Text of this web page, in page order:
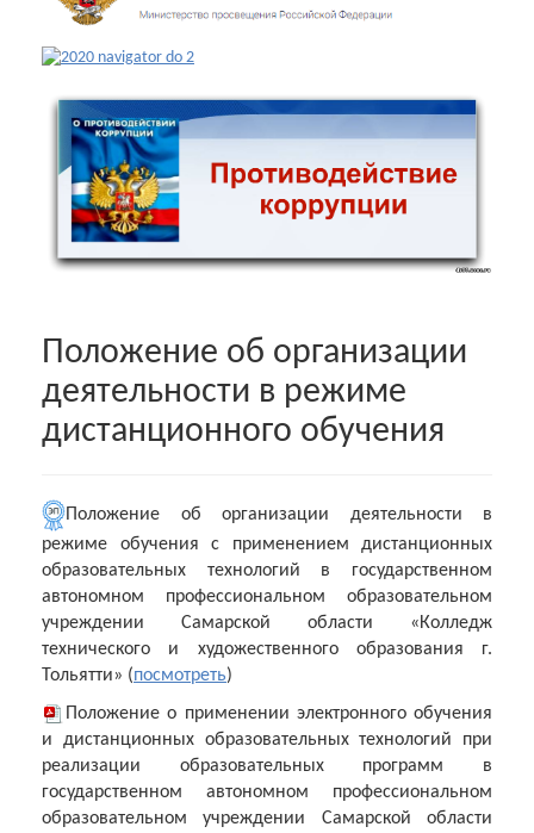
Положение об организации
деятельности в режиме
дистанционного обучения
Положение об организации деятельности в
режиме обучения с применением дистанционных
образовательных технологий в государственном
автономном профессиональном образовательном
учреждении Самарской области «Колледж
технического и художественного образования г.
Тольятти» (посмотреть)
Положение о применении электронного обучения
и дистанционных образовательных технологий при
реализации образовательных программ в
государственном автономном профессиональном
образовательном учреждении Самарской области